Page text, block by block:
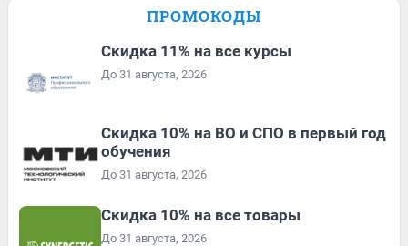
ПРОМОКОДЫ
Скидка 11% на все курсы
До 31 августа, 2026
Скидка 10% на ВО и СПО в первый год
обучения
До 31 августа, 2026
Скидка 10% на все товары
До 31 августа, 2026